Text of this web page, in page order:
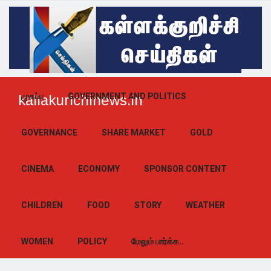
kallakurichinews.in
முகப்பு GOVERNMENT AND POLITICS
GOVERNANCE SHARE MARKET GOLD
CINEMA ECONOMY SPONSOR CONTENT
CHILDREN FOOD STORY WEATHER
WOMEN POLICY மேலும் பார்க்க..